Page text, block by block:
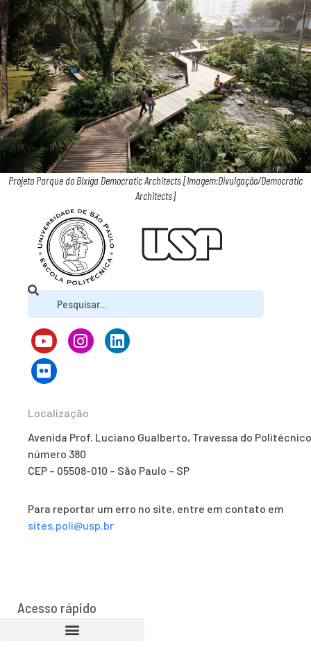
Projeto Parque do Bixiga Democratic Architects [Imagem:Divulgação/Democratic
Architects]
Localização
Avenida Prof. Luciano Gualberto, Travessa do
número 380
CEP – 05508-010 – São Paulo – SP
Para reportar um erro no site, entre em contato em
sites.poli@usp.br
Acesso rápido